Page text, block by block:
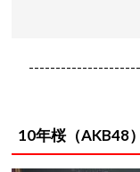
10年桜（AKB48